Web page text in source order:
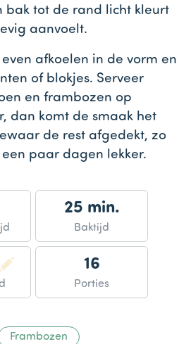
bak tot de rand licht kleurt
aanvoelt.
afkoelen in de vorm en
of blokjes. Serveer
en frambozen op
dan komt de smaak het
de rest afgedekt, zo
paar dagen lekker.
25 min.
Baktijd
16
Porties
Frambozen